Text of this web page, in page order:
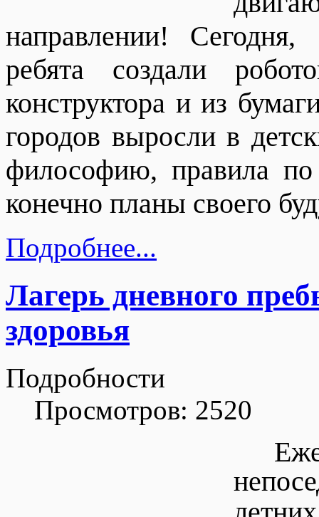
направлении!
ребята создали
конструктора и из
городов выросли в
философию, правила
конечно планы своего
Подробнее...
Лагерь дневного
здоровья
Подробности
Просмотров: 2520